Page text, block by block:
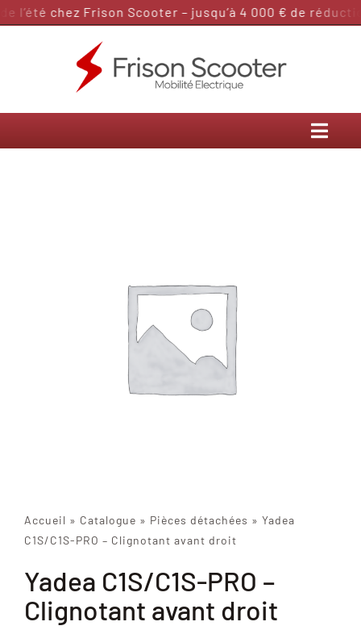
Passer
l’été chez Frison Scooter – jusqu’à 4 000 € de
Accueil » Catalogue » Pièces détachées » Yadea
C1S/C1S-PRO – Clignotant avant droit
Yadea C1S/C1S-PRO –
Clignotant avant droit